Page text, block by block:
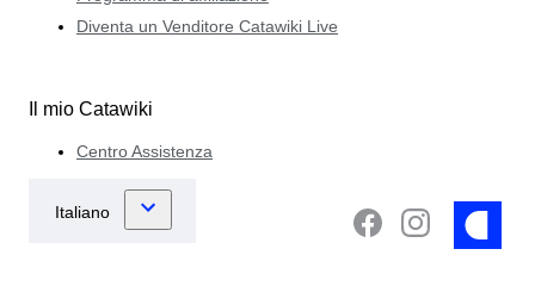
Diventa un Venditore Catawiki Live
Il mio Catawiki
Centro Assistenza